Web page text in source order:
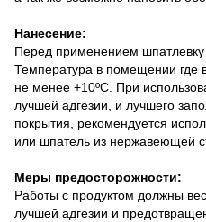
Нанесение:
Перед применением
Температура в помещении где
не менее +10ºС. При
лучшей адгезии, и лучшего
покрытия, рекомендуется
или шпатель из нержавеющей
Меры предосторожности:
Работы с продуктом должны
лучшей адгезии и